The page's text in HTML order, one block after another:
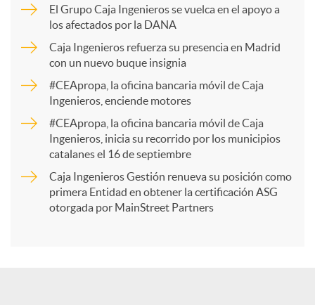
p
a
r
t
El Grupo Caja Ingenieros se vuelca en el apoyo a
los afectados por la DANA
Caja Ingenieros refuerza su presencia en Madrid
con un nuevo buque insignia
#CEApropa, la oficina bancaria móvil de Caja
Ingenieros, enciende motores
#CEApropa, la oficina bancaria móvil de Caja
Ingenieros, inicia su recorrido por los municipios
catalanes el 16 de septiembre
Caja Ingenieros Gestión renueva su posición como
primera Entidad en obtener la certificación ASG
otorgada por MainStreet Partners